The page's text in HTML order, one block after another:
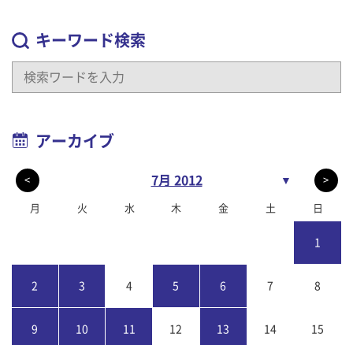
キーワード検索
アーカイブ
< 7月 2012 ▼ >
月 火 水 木 金 土 日
1
2 3 4 5 6 7 8
9 10 11 12 13 14 15